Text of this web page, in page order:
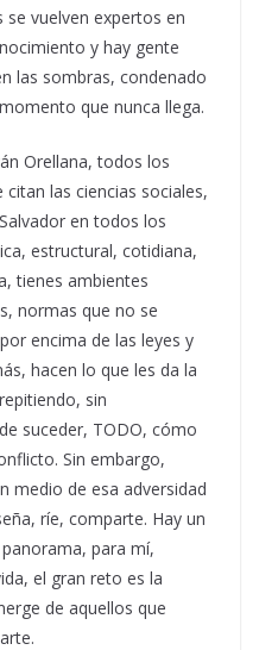
se vuelven expertos en
y hay gente
las sombras, condenado
que nunca llega.
Orellana, todos los
las ciencias sociales,
en todos los
estructural, cotidiana,
tienes ambientes
normas que no se
encima de las leyes y
hacen lo que les da la
sin
suceder, TODO, cómo
Sin embargo,
medio de esa adversidad
ríe, comparte. Hay un
para mí,
el gran reto es la
de aquellos que